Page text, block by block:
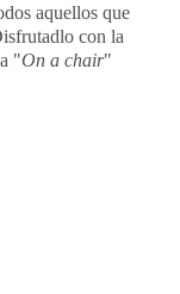
aquellos que
con la
"On a chair"